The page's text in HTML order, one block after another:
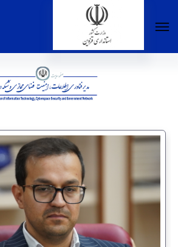
مدیر فناوری اطلاعات، امنیت
شبکه دولت - استانداری قزوین